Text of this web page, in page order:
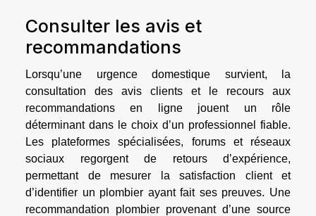
Consulter les avis et
recommandations
Lorsqu’une urgence domestique survient, la
consultation des avis clients et le recours aux
recommandations en ligne jouent un rôle
déterminant dans le choix d’un professionnel fiable.
Les plateformes spécialisées, forums et réseaux
sociaux regorgent de retours d’expérience,
permettant de mesurer la satisfaction client et
d’identifier un plombier ayant fait ses preuves. Une
recommandation plombier provenant d’une source